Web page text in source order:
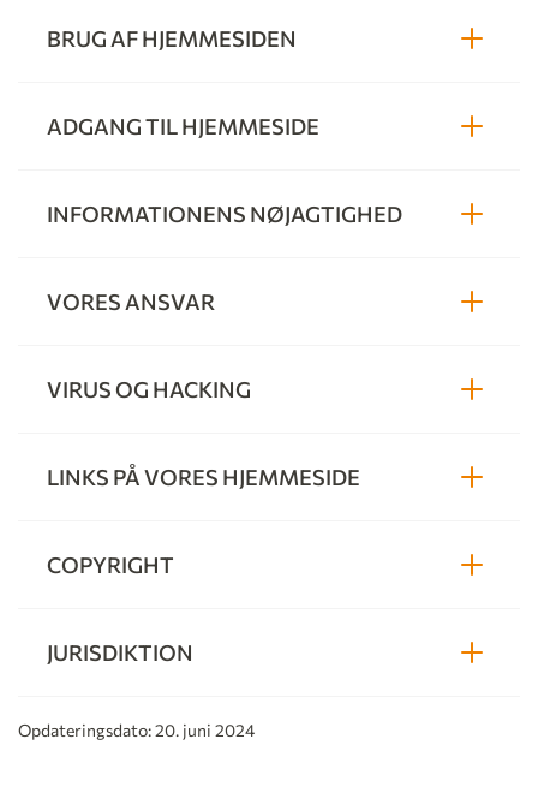
BRUG AF HJEMMESIDEN
ADGANG TIL HJEMMESIDE
INFORMATIONENS NØJAGTIGHED
VORES ANSVAR
VIRUS OG HACKING
LINKS PÅ VORES HJEMMESIDE
COPYRIGHT
JURISDIKTION
Opdateringsdato: 20. juni 2024